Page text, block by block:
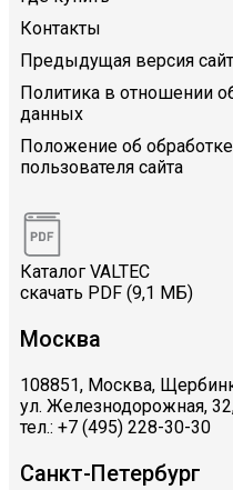
Контакты
Предыдущая версия
Политика в отношении
данных
Положение об
пользователя сайта
Каталог VALTEC
скачать PDF (9,1 МБ)
Москва
108851, Москва,
ул. Железнодорожная, 32,
тел.: +7 (495) 228-30-30
Санкт-Петербург